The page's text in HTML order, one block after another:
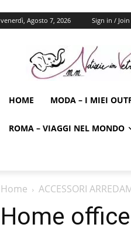
venerdì, Agosto 7, 2026 Sign in / Join
HOME MODA – I MIEI
ROMA – VIAGGI NEL MONDO
Home ACCESSORI
Home